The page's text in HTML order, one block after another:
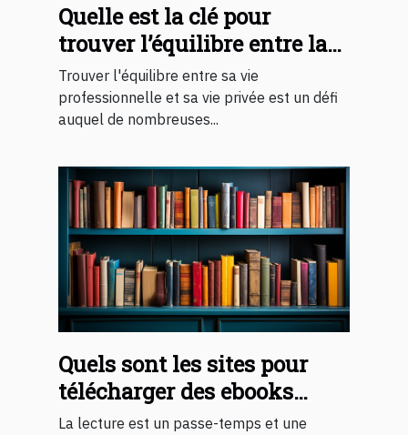
Quelle est la clé pour
trouver l’équilibre entre la
vie professionnelle et sa vie
privée ?
Trouver l'équilibre entre sa vie
professionnelle et sa vie privée est un défi
auquel de nombreuses...
Quels sont les sites pour
télécharger des ebooks
gratuits 2023 ?
La lecture est un passe-temps et une